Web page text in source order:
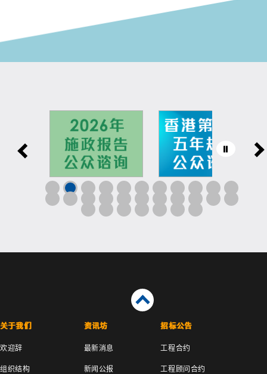
关于我们
欢迎辞
组织结构
资讯坊
最新消息
新闻公报
招标公告
工程合约
工程顾问合约